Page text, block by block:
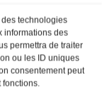
technologies
informations des
permettra de traiter
ou les ID uniques
consentement peut
fonctions.
–
la mode